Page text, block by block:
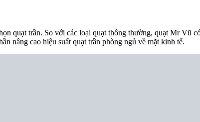
quạt trần. So với các loại quạt thông thường, quạt Mr Vũ
nâng cao hiệu suất quạt trần phòng ngủ về mặt kinh tế.